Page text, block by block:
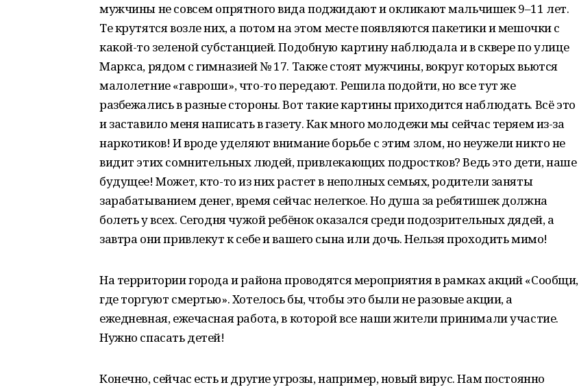
мужчины не совсем опрятного вида поджидают и окликают мальчишек 9–11 лет.
Те крутятся возле них, а потом на этом месте появляются пакетики и мешочки с
какой-то зеленой субстанцией. Подобную картину наблюдала и в сквере по улице
Маркса, рядом с гимназией № 17. Также стоят мужчины, вокруг которых вьются
малолетние «гавроши», что-то передают. Решила подойти, но все тут же
разбежались в разные стороны. Вот такие картины приходится наблюдать. Всё это
и заставило меня написать в газету. Как много молодежи мы сейчас теряем из-за
наркотиков! И вроде уделяют внимание борьбе с этим злом, но неужели никто не
видит этих сомнительных людей, привлекающих подростков? Ведь это дети, наше
будущее! Может, кто-то из них растет в неполных семьях, родители заняты
зарабатыванием денег, время сейчас нелегкое. Но душа за ребятишек должна
болеть у всех. Сегодня чужой ребёнок оказался среди подозрительных дядей, а
завтра они привлекут к себе и вашего сына или дочь. Нельзя проходить мимо!
На территории города и района проводятся мероприятия в рамках акций «Сообщи,
где торгуют смертью». Хотелось бы, чтобы это были не разовые акции, а
ежедневная, ежечасная работа, в которой все наши жители принимали участие.
Нужно спасать детей!
Конечно, сейчас есть и другие угрозы, например, новый вирус. Нам постоянно